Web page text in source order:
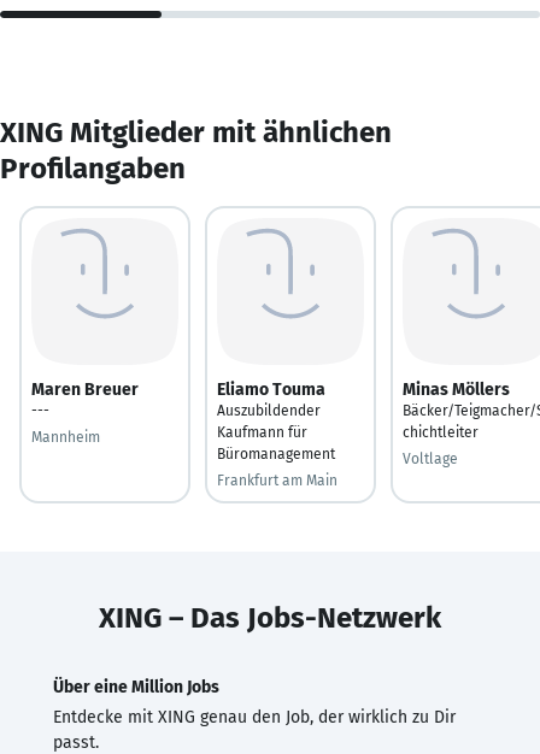
XING Mitglieder mit ähnlichen
Profilangaben
Maren Breuer
---
Mannheim
Eliamo Touma
Auszubildender
Kaufmann für
Büromanagement
Frankfurt am Main
Minas Möllers
Bäcker/Teigmacher/
chichtleiter
Voltlage
XING – Das Jobs-Netzwerk
Über eine Million Jobs
Entdecke mit XING genau den Job, der wirklich zu Dir
passt.